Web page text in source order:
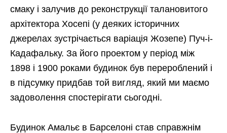
смаку і залучив до реконструкції талановитого
архітектора Хосепі (у деяких історичних
джерелах зустрічається варіація Жозепе) Пуч-і-
Кадафальку. За його проектом у період між
1898 і 1900 роками будинок був перероблений і
в підсумку придбав той вигляд, який ми маємо
задоволення спостерігати сьогодні.
Будинок Амальє в Барселоні став справжнім